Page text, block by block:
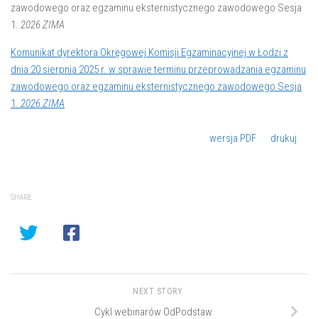
zawodowego oraz egzaminu eksternistycznego zawodowego Sesja
1. 2026 ZIMA
Komunikat dyrektora Okręgowej Komisji Egzaminacyjnej w Łodzi z
dnia 20 sierpnia 2025 r. w sprawie terminu przeprowadzania egzaminu
zawodowego oraz egzaminu eksternistycznego zawodowego Sesja
1. 2026 ZIMA
wersja PDF drukuj
SHARE
NEXT STORY
Cykl webinarów OdPodstaw